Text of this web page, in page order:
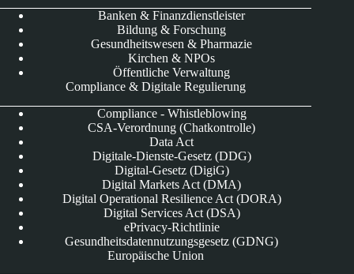
Banken & Finanzdienstleister
Bildung & Forschung
Gesundheitswesen & Pharmazie
Kirchen & NPOs
Öffentliche Verwaltung
Compliance & Digitale Regulierung
Compliance - Whistleblowing
CSA-Verordnung (Chatkontrolle)
Data Act
Digitale-Dienste-Gesetz (DDG)
Digital-Gesetz (DigiG)
Digital Markets Act (DMA)
Digital Operational Resilience Act (DORA)
Digital Services Act (DSA)
ePrivacy-Richtlinie
Gesundheitsdatennutzungsgesetz (GDNG)
Europäische Union